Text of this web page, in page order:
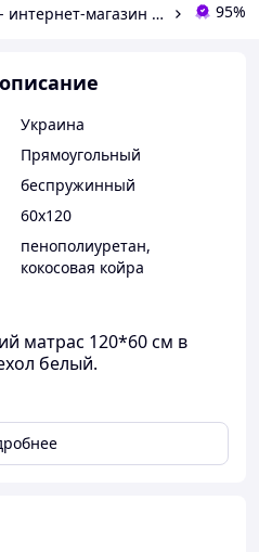
Продавец "Pro-torg.com.ua" - интернет-магазин детских товаров и игрушек 95%
Украина
Прямоугольный
беспружинный
60х120
пенополиуретан,
кокосовая койра
матрас 120*60 см в
белый.
полученный из
и имеющий ряд
влагозащитным,
благодаря чему не